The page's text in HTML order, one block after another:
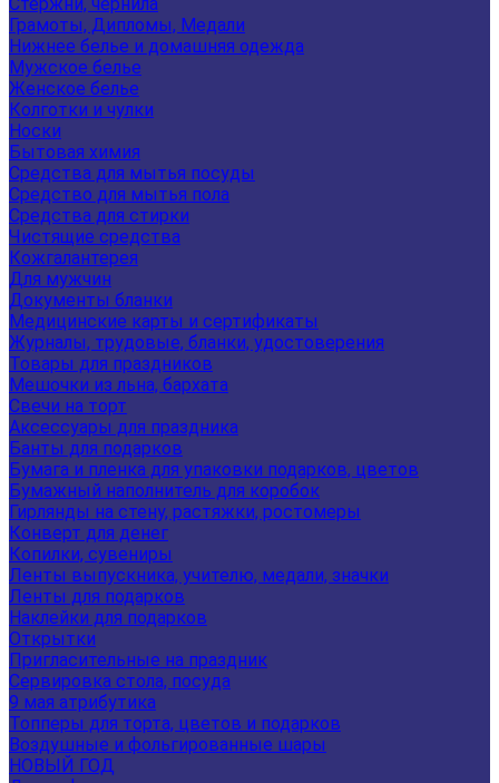
Грамоты, Дипломы, Медали
Нижнее белье и домашняя одежда
Мужское белье
Женское белье
Колготки и чулки
Носки
Бытовая химия
Средства для мытья посуды
Средство для мытья пола
Средства для стирки
Чистящие средства
Кожгалантерея
Для мужчин
Документы бланки
Медицинские карты и сертификаты
Журналы, трудовые, бланки, удостоверения
Товары для праздников
Мешочки из льна, бархата
Свечи на торт
Аксессуары для праздника
Банты для подарков
Бумага и пленка для упаковки подарков, цветов
Бумажный наполнитель для коробок
Гирлянды на стену, растяжки, ростомеры
Конверт для денег
Копилки, сувениры
Ленты выпускника, учителю, медали, значки
Ленты для подарков
Наклейки для подарков
Открытки
Пригласительные на праздник
Сервировка стола, посуда
9 мая атрибутика
Топперы для торта, цветов и подарков
Воздушные и фольгированные шары
НОВЫЙ ГОД